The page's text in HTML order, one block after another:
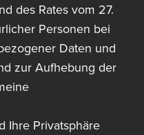
des Rates vom 27.
Personen bei
Daten und
zur Aufhebung der
Ihre Privatsphäre